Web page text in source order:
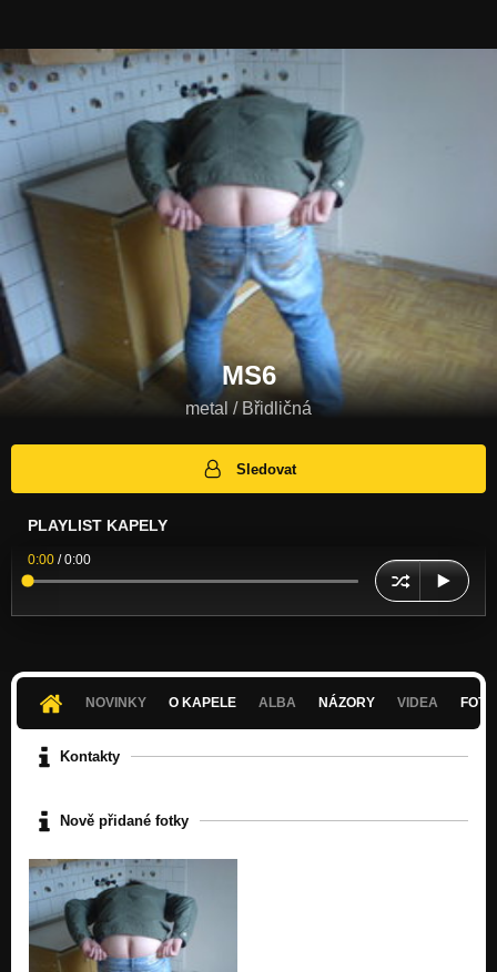
MS6
metal / Břidličná
Sledovat
PLAYLIST KAPELY
0:00 /0:00
NOVINKY O KAPELE ALBA NÁZORY VIDEA
Kontakty
Nově přidané fotky